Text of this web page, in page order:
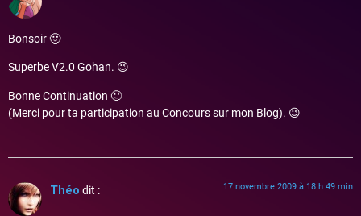
Bonsoir 🙂
Superbe V2.0 Gohan. 😉
Bonne Continuation 🙂
(Merci pour ta participation au Concours sur mon Blog). 😉
Théo dit : 17 novembre 2009 à 18 h 49 min